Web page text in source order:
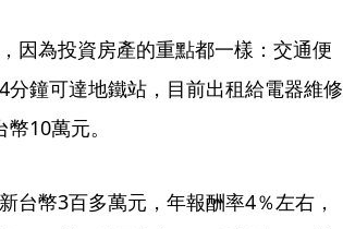
因為投資房產的重點都一樣：交通便
鐘可達地鐵站，目前出租給電器維修
10萬元。
台幣3百多萬元，年報酬率4％左右，